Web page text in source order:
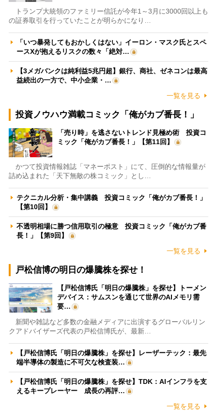
トランプ大統領のファミリー信託が今年1～3月に3000回以上も
の証券取引を行っていたことが明らかになり…
「いつ暴発してもおかしくはない」イーロン・マスク氏とスペ
ースXが抱えるリスクの数々「絶対…
【3メガバンクは純利益5兆円超】銀行、商社、ゼネコンは最高
益続出の一方で、中小企業・…
一覧を見る
投資ノウハウ満載コミック「俺がカブ番長！」
「売り時」を逃さないトレンド見極め術 投資コ
ミック「俺がカブ番長！」【第11回】
かつて投資情報雑誌「マネーポスト」にて、圧倒的な情報量が
詰め込まれた「天下無敵の株コミック」とし…
テクニカル分析・集中講義 投資コミック「俺がカブ番長！」
【第10回】
不透明相場に勝つ信用取引の極意 投資コミック「俺がカブ番
長！」【第9回】
一覧を見る
戸松信博の明日の爆騰株を探せ！
【戸松信博氏「明日の爆騰株」を探せ】トーメン
デバイス：サムスンを通じて世界のAIメモリ需
要…
新聞や雑誌など多数の金融メディアに出演するグローバルリン
クアドバイザーズ代表の戸松信博氏が、最新…
【戸松信博氏「明日の爆騰株」を探せ】レーザーテック：最先
端半導体の製造に不可欠な検査装…
【戸松信博氏「明日の爆騰株」を探せ】TDK：AIインフラを支
えるキープレーヤー 成長の再評…
一覧を見る